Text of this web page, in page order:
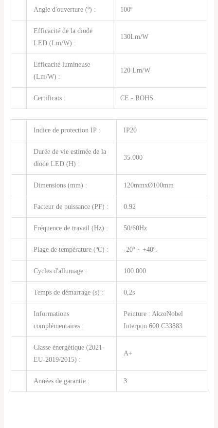
Angle d'ouverture (º) : 100º
Efficacité de la diode
LED (Lm/W) :
130Lm/W
Efficacité lumineuse
(Lm/W) :
120 Lm/W
Certificats : CE - ROHS
Indice de protection IP : IP20
Durée de vie estimée de la
diode LED (H) :
35.000
Dimensions (mm) : 120mmxØ100mm
Facteur de puissance (PF) : 0.92
Fréquence de travail (Hz) : 50/60Hz
Plage de température (ºC) : -20º ~ +40º.
Cycles d'allumage : 100.000
Temps de démarrage (s) : 0,2s
Informations
complémentaires :
Peinture : AkzoNobel
Interpon 600 C33883
Classe énergétique (2021-
EU-2019/2015) :
A+
Années de garantie : 3